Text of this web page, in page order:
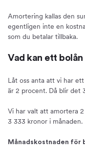
Amortering kallas den
egentligen inte en
som du betalar tillbaka.
Vad kan ett
Låt oss anta att vi har
är 2 procent. Då blir det
Vi har valt att amortera
3 333 kronor i månaden.
Månadskostnaden för